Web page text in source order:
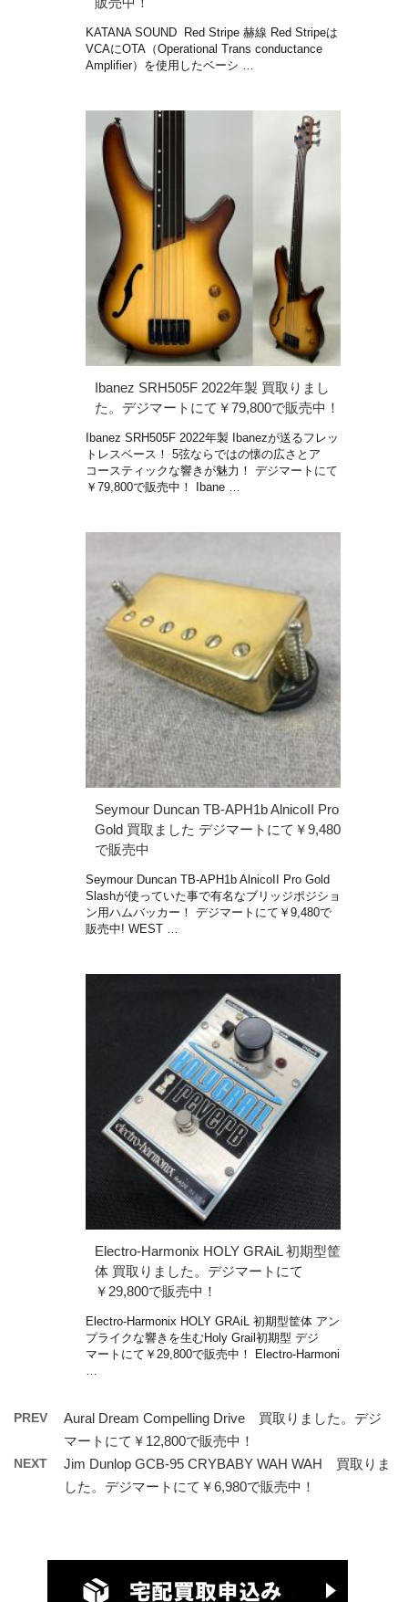
KATANA SOUND Red Stripe 赫線 Red Stripeは
VCAにOTA（Operational Trans conductance
Amplifier）を使用したベーシ …
Ibanez SRH505F 2022年製 買取りまし
た。デジマートにて￥79,800で販売中！
Ibanez SRH505F 2022年製 Ibanezが送るフレッ
トレスベース！ 5弦ならではの懐の広さとア
コースティックな響きが魅力！ デジマートにて
￥79,800で販売中！ Ibane …
Seymour Duncan TB-APH1b AlnicoII Pro
Gold 買取ました デジマートにて￥9,480
で販売中
Seymour Duncan TB-APH1b AlnicoII Pro Gold
Slashが使っていた事で有名なブリッジポジショ
ン用ハムバッカー！ デジマートにて￥9,480で
販売中! WEST …
Electro-Harmonix HOLY GRAiL 初期型筐
体 買取りました。デジマートにて
￥29,800で販売中！
Electro-Harmonix HOLY GRAiL 初期型筐体 アン
プライクな響きを生むHoly Grail初期型 デジ
マートにて￥29,800で販売中！ Electro-Harmoni
PREV
Aural Dream Compelling Drive 買取りました。デジ
マートにて￥12,800で販売中！
NEXT
Jim Dunlop GCB-95 CRYBABY WAH WAH 買取りま
した。デジマートにて￥6,980で販売中！